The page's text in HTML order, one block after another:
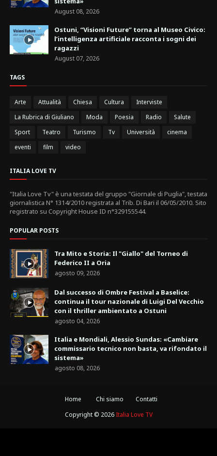
August 08, 2026
Ostuni, “Visioni Future” torna al Museo Civico:
l’intelligenza artificiale racconta i sogni dei
ragazzi
August 07, 2026
TAGS
Arte Attualità Chiesa Cultura
Interviste
La Rubrica di Giuliano
Moda Poesia Radio
Salute
Sport
Teatro Turismo Tv Università
cinema
eventi
film video
ITALIA LOVE TV
"Italia Love Tv" è una testata del gruppo "Giornale di Puglia", testata
giornalistica N° 1314/2010 registrata al Trib. Di Bari il 06/05/2010. Sito
registrato su Copyright House ID n°329155544.
POPULAR POSTS
Tra Mito e Storia: Il "Giallo" del Torneo di
Federico II a Oria
agosto 09, 2026
Dal successo di Ombre Festival a Baselice:
continua il tour nazionale di Luigi Del Vecchio
con il thriller ambientato a Ostuni
agosto 04, 2026
Italia e Mondiali, Alessio Sundas: «Cambiare
commissario tecnico non basta, va rifondato il
sistema»
agosto 08, 2026
Home Chi siamo
Contatti
Copyright © 2026 Italia Love TV